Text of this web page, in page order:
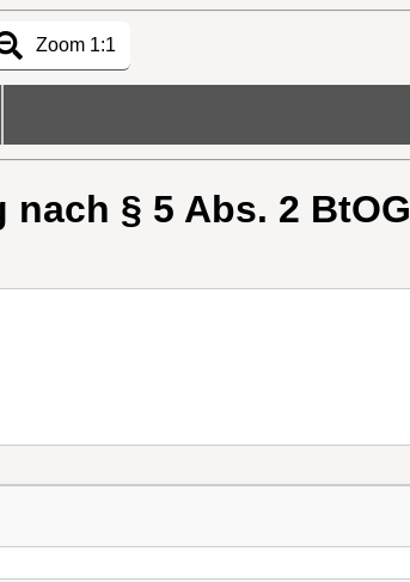
Zoom 1:1
§ 5 Abs. 2 BtOG